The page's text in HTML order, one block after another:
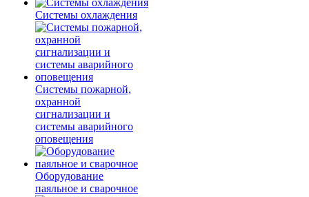
Системы охлаждения
Системы пожарной,
охранной
сигнализации и
системы аварийного
оповещения
Оборудование
паяльное и сварочное